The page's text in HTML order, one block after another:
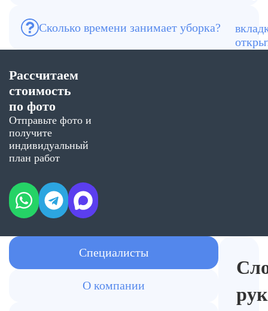
Сколько времени занимает уборка?
В среднем от 6 до 10 часов. Выезд по
Реутову — обычно от 1–3 часов.
Работаем ежедневно, без выходных
Рассчитаем
стоимость
по фото
Отправьте фото и
получите
индивидуальный
план работ
Специалисты
О компании